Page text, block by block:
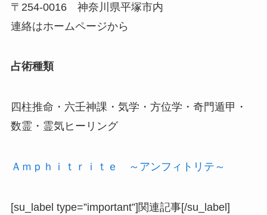
〒254-0016 神奈川県平塚市内
連絡はホームページから
占術種類
四柱推命・六壬神課・気学・方位学・奇門遁甲・
数霊・霊気ヒーリング
Ａｍｐｈｉｔｒｉｔｅ ～アンフィトリテ～
[su_label type=”important”]関連記事[/su_label]